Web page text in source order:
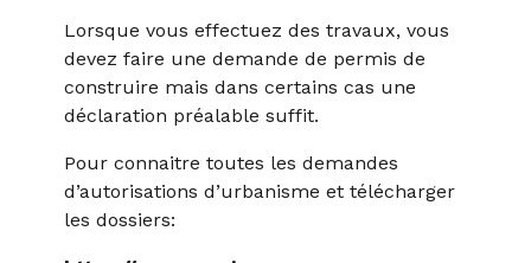
Lorsque vous effectuez des travaux, vous
devez faire une demande de permis de
construire mais dans certains cas une
déclaration préalable suffit.
Pour connaitre toutes les demandes
d’autorisations d’urbanisme et télécharger
les dossiers: